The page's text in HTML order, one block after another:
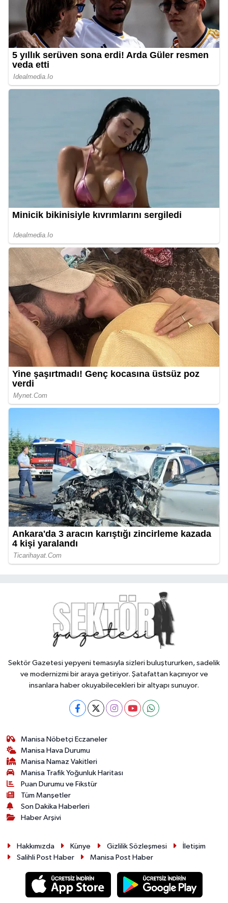
Sektör Gazetesi yepyeni temasıyla sizleri buluştururken, sadelik
ve modernizmi bir araya getiriyor. Şatafattan kaçınıyor ve
insanlara haber okuyabilecekleri bir altyapı sunuyor.
Manisa Nöbetçi Eczaneler
Manisa Hava Durumu
Manisa Namaz Vakitleri
Manisa Trafik Yoğunluk Haritası
Puan Durumu ve Fikstür
Tüm Manşetler
Son Dakika Haberleri
Haber Arşivi
Hakkımızda Künye Gizlilik Sözleşmesi
İletişim
Salihli Post Haber
Manisa Post Haber